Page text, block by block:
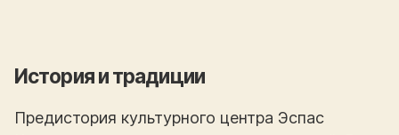
История и традиции
Предистория культурного центра Эспас